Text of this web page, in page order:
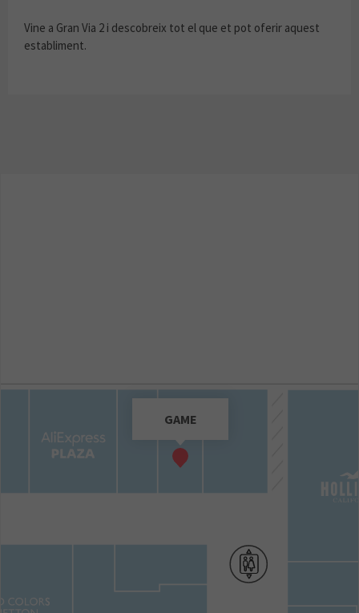
Vine a Gran Via 2 i descobreix tot el que et pot oferir aquest
establiment.
GAME